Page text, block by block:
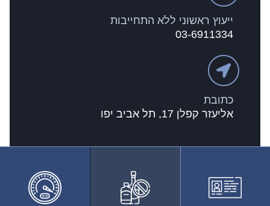
ייעוץ ראשוני ללא התחייבות
03-6911334
כתובת
אליעזר קפלן 17, תל אביב יפו